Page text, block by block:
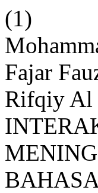
(1)
Fajar
Rifqiy Al